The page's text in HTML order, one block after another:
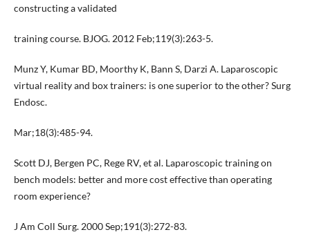
constructing a validated
training course. BJOG. 2012 Feb;119(3):263-5.
Munz Y, Kumar BD, Moorthy K, Bann S, Darzi A. Laparoscopic
virtual reality and box trainers: is one superior to the other? Surg
Endosc.
Mar;18(3):485-94.
Scott DJ, Bergen PC, Rege RV, et al. Laparoscopic training on
bench models: better and more cost effective than operating
room experience?
J Am Coll Surg. 2000 Sep;191(3):272-83.